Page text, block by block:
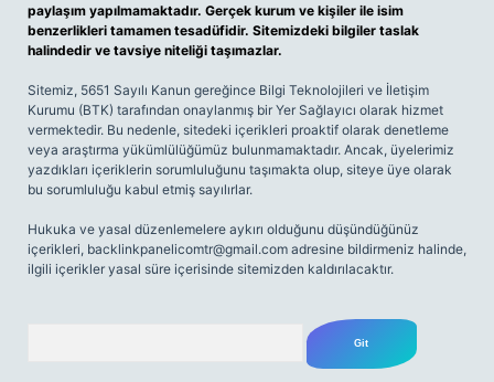
paylaşım yapılmamaktadır. Gerçek kurum ve kişiler ile isim
benzerlikleri tamamen tesadüfidir. Sitemizdeki bilgiler taslak
halindedir ve tavsiye niteliği taşımazlar.
Sitemiz, 5651 Sayılı Kanun gereğince Bilgi Teknolojileri ve İletişim
Kurumu (BTK) tarafından onaylanmış bir Yer Sağlayıcı olarak hizmet
vermektedir. Bu nedenle, sitedeki içerikleri proaktif olarak denetleme
veya araştırma yükümlülüğümüz bulunmamaktadır. Ancak, üyelerimiz
yazdıkları içeriklerin sorumluluğunu taşımakta olup, siteye üye olarak
bu sorumluluğu kabul etmiş sayılırlar.
Hukuka ve yasal düzenlemelere aykırı olduğunu düşündüğünüz
içerikleri, backlinkpanelicomtr@gmail.com adresine bildirmeniz halinde,
ilgili içerikler yasal süre içerisinde sitemizden kaldırılacaktır.